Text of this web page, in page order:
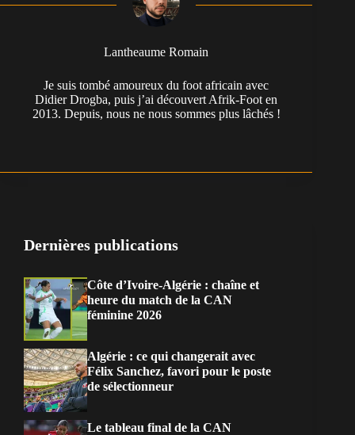
Lantheaume Romain
Je suis tombé amoureux du foot africain avec
Didier Drogba, puis j’ai découvert Afrik-Foot en
2013. Depuis, nous ne nous sommes plus lâchés !
Dernières publications
Côte d’Ivoire-Algérie : chaîne et
heure du match de la CAN
féminine 2026
Algérie : ce qui changerait avec
Félix Sanchez, favori pour le poste
de sélectionneur
Le tableau final de la CAN